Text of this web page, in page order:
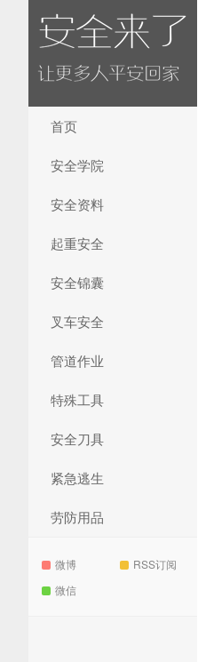
首页
安全学院
安全资料
起重安全
安全锦囊
叉车安全
管道作业
特殊工具
安全刀具
紧急逃生
劳防用品
微博
RSS订阅
微信